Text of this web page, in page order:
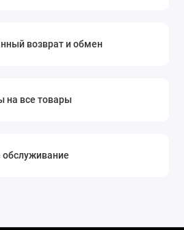
возврат и обмен
на все товары
обслуживание